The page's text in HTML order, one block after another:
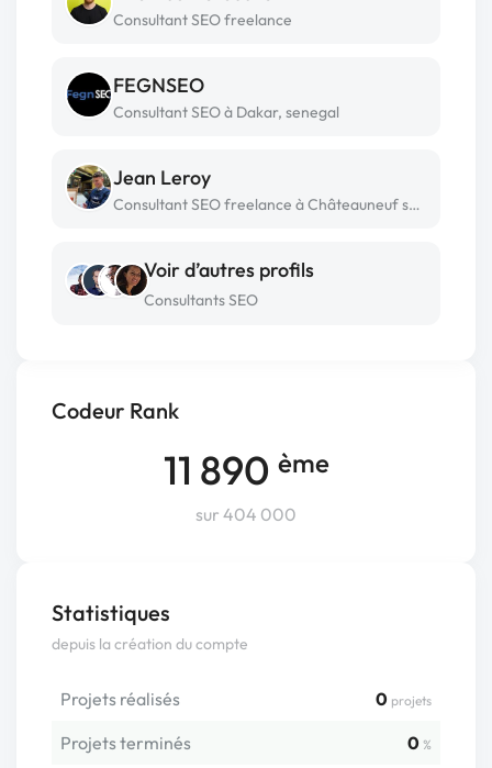
Codeur Rank
11 890 ème
sur 404 000
Statistiques
depuis la création du compte
Projets réalisés 0 projets
Projets terminés 0 %
Consultant SEO freelance
FEGNSEO
Consultant SEO à Dakar, senegal
Jean Leroy
Consultant SEO freelance à Châteauneuf sur loire
Voir d’autres profils
Consultants SEO